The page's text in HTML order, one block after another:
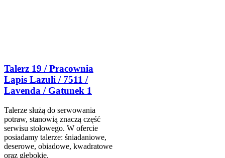
Talerz 19 / Pracownia
Lapis Lazuli / 7511 /
Lavenda / Gatunek 1
Talerze służą do serwowania
potraw, stanowią znaczą część
serwisu stołowego. W ofercie
posiadamy talerze: śniadaniowe,
deserowe, obiadowe, kwadratowe
oraz głębokie.